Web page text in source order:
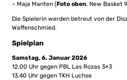
– Maja Manten (Foto oben, New Basket
Die Spielerin werden betreut von der
Waffenschmied.
Spielplan
Samstag, 6. Januar 2026
12.00 Uhr gegen PBL Las Rozas 3×3
13.40 Uhr gegen TKH Luchse